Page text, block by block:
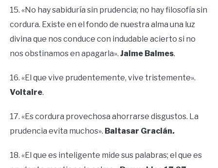
15. «No hay sabiduría sin prudencia; no hay filosofía sin
cordura. Existe en el fondo de nuestra alma una luz
divina que nos conduce con indudable acierto si no
nos obstinamos en apagarla». Jaime Balmes.
16. «El que vive prudentemente, vive tristemente».
Voltaire.
17. «Es cordura provechosa ahorrarse disgustos. La
prudencia evita muchos». Baltasar Gracián.
18. «El que es inteligente mide sus palabras; el que es